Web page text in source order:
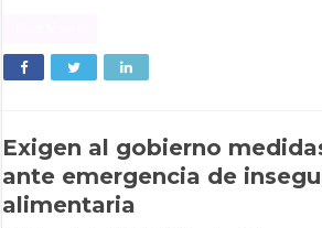
Exigen al gobierno
ante emergencia de
alimentaria